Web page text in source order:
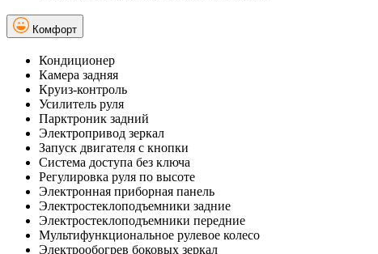
Комфорт
Кондиционер
Камера задняя
Круиз-контроль
Усилитель руля
Парктроник задний
Электропривод зеркал
Запуск двигателя с кнопки
Система доступа без ключа
Регулировка руля по высоте
Электронная приборная панель
Электростеклоподъемники задние
Электростеклоподъемники передние
Мультифункциональное рулевое колесо
Электрообогрев боковых зеркал